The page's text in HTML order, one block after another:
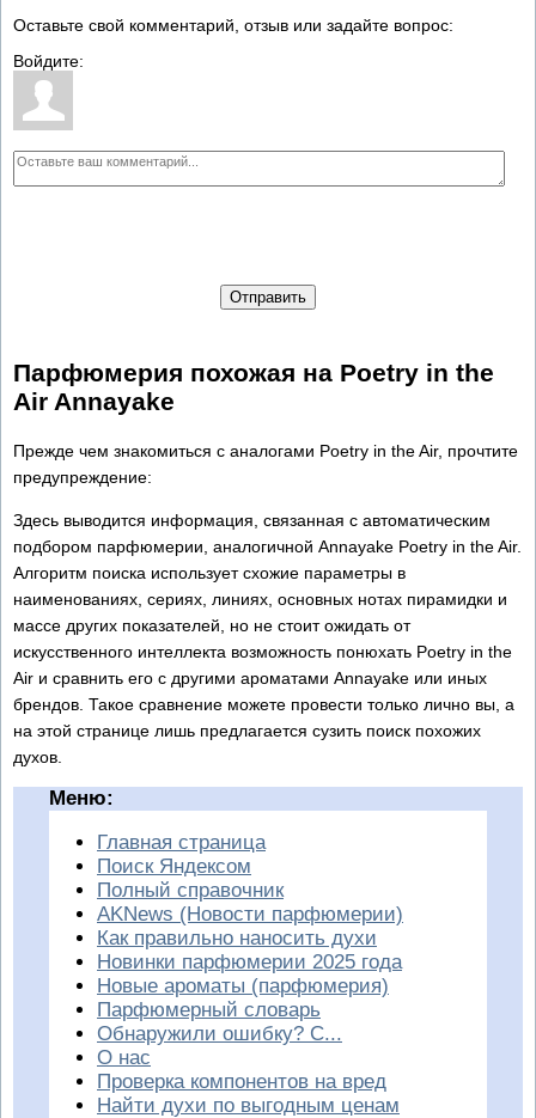
Оставьте свой комментарий, отзыв или задайте вопрос:
Войдите:
Отправить
Парфюмерия похожая на Poetry in the
Air Annayake
Прежде чем знакомиться с аналогами Poetry in the Air, прочтите
предупреждение:
Здесь выводится информация, связанная с автоматическим
подбором парфюмерии, аналогичной Annayake Poetry in the Air.
Алгоритм поиска использует схожие параметры в
наименованиях, сериях, линиях, основных нотах пирамидки и
массе других показателей, но не стоит ожидать от
искусственного интеллекта возможность понюхать Poetry in the
Air и сравнить его с другими ароматами Annayake или иных
брендов. Такое сравнение можете провести только лично вы, а
на этой странице лишь предлагается сузить поиск похожих
духов.
Меню:
Главная страница
Поиск Яндексом
Полный справочник
AKNews (Новости парфюмерии)
Как правильно наносить духи
Новинки парфюмерии 2025 года
Новые ароматы (парфюмерия)
Парфюмерный словарь
Обнаружили ошибку? С...
О нас
Проверка компонентов на вред
Найти духи по выгодным ценам